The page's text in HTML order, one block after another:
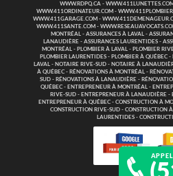
WWW.RDPQ.CA- WWW.411LUNETTES.COM
WWW.411ORDINATEUR.COM -
WWW.411GARAGE.COM -
WWW.411SANTE.COM -
MONTRÉAL - ASSURANCES À LAVAL -
LANAUDIÈRE - ASSURANCES LAURENTIDES -
MONTRÉAL - PLOMBIER À LAVAL - PLOMBIER
PLOMBIER LAURENTIDES - PLOMBIER À QUÉBEC -
LAVAL- NOTAIRE RIVE-SUD- NOTAIRE À
À QUÉBEC- RÉNOVATIONS À MONTRÉAL-
SUD - RÉNOVATIONS À LANAUDIÈRE -
QUÉBEC - ENTREPRENEUR À MONTRÉAL -
RIVE-SUD - ENTREPRENEUR À LANAUDIÈRE -
ENTREPRENEUR À QUÉBEC - CONSTRUCTION À
CONSTRUCTION RIVE-SUD - CONSTRUCTION
LAURENTIDES -